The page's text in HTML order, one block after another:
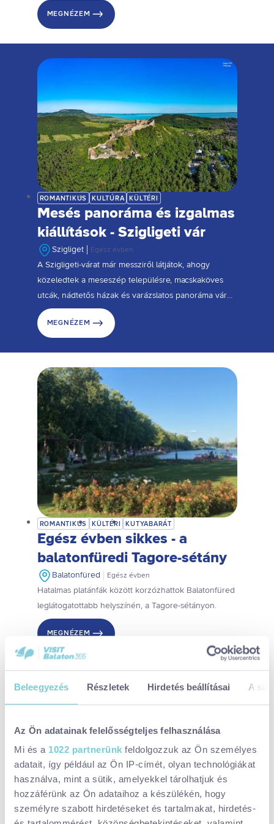
Beleegyezés Részletek Hirdetés beállításai A
Az Ön adatainak felelősségteljes felhasználása
Mi és a 1022 partnerünk feldolgozzuk az Ön személyes
adatait, így például az Ön IP-címét, olyan technológiákat
használva, mint a sütik, amelyekkel tárolhatjuk és
hozzáférünk az Ön adataihoz a készülékén, hogy
személyre szabott hirdetéseket és tartalmakat, hirdetés-
MEGNÉZEM
ROMANTIKUS KULTÚRA KÜLTÉRI
Mesés panoráma és izgalmas
kiállítások - Szigligeti vár
Szigliget Egész évben
A Szigligeti-várat már messziről látjátok, ahogy
közeledtek a meseszép településre, macskaköves
utcák, nádtetős házak és varázslatos panoráma vár
rátok.
MEGNÉZEM
ROMANTIKUS KÜLTÉRI KUTYABARÁT
Egész évben sikkes - a
balatonfüredi Tagore-sétány
Balatonfüred Egész évben
Hatalmas platánfák között korzózhattok Balatonfüred
leglátogatottabb helyszínén, a Tagore-sétányon.
MEGNÉZEM
ROMANTIKUS KÜLTÉRI KUTYABARÁT